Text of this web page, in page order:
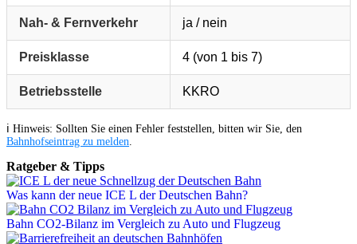
Nah- & Fernverkehr ja / nein
Preisklasse 4 (von 1 bis 7)
Betriebsstelle KKRO
ℹ️ Hinweis: Sollten Sie einen Fehler feststellen, bitten wir Sie, den
Bahnhofseintrag zu melden
Ratgeber & Tipps
Was kann der neue ICE L der Deutschen Bahn?
Bahn CO2-Bilanz im Vergleich zu Auto und Flugzeug